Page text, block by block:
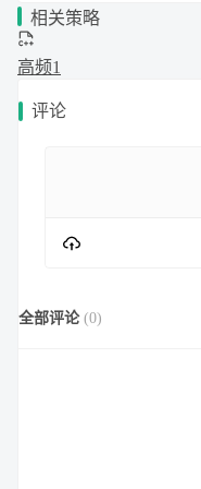
相关策略
高频1
评论
全部评论 (0)